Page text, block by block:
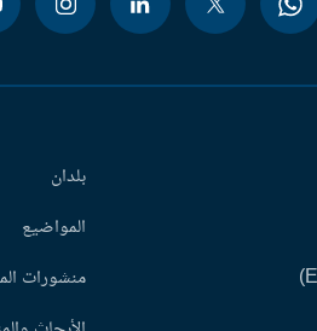
بلدان
المواضيع
منشورات